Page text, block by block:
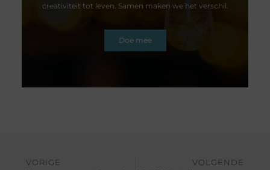
creativiteit tot leven. Samen maken we het verschil.
Doe mee
VORIGE VOLGENDE